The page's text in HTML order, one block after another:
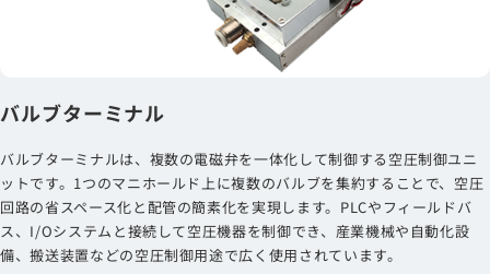
バルブターミナル
バルブターミナルは、複数の電磁弁を一体化して制御する空圧制御ユニ
ットです。1つのマニホールド上に複数のバルブを集約することで、空圧
回路の省スペース化と配管の簡素化を実現します。PLCやフィールドバ
ス、I/Oシステムと接続して空圧機器を制御でき、産業機械や自動化設
備、搬送装置などの空圧制御用途で広く使用されています。